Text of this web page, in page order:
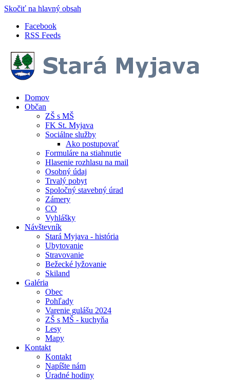
Skočiť na hlavný obsah
Facebook
RSS Feeds
Domov
Občan
ZŠ s MŠ
FK St. Myjava
Sociálne služby
Ako postupovať
Formuláre na stiahnutie
Hlasenie rozhlasu na mail
Osobný údaj
Trvalý pobyt
Spoločný stavebný úrad
Zámery
CO
Vyhlášky
Návštevník
Stará Myjava - história
Ubytovanie
Stravovanie
Bežecké lyžovanie
Skiland
Galéria
Obec
Pohľady
Varenie gulášu 2024
ZŠ s MŠ - kuchyňa
Lesy
Mapy
Kontakt
Kontakt
Napíšte nám
Úradné hodiny